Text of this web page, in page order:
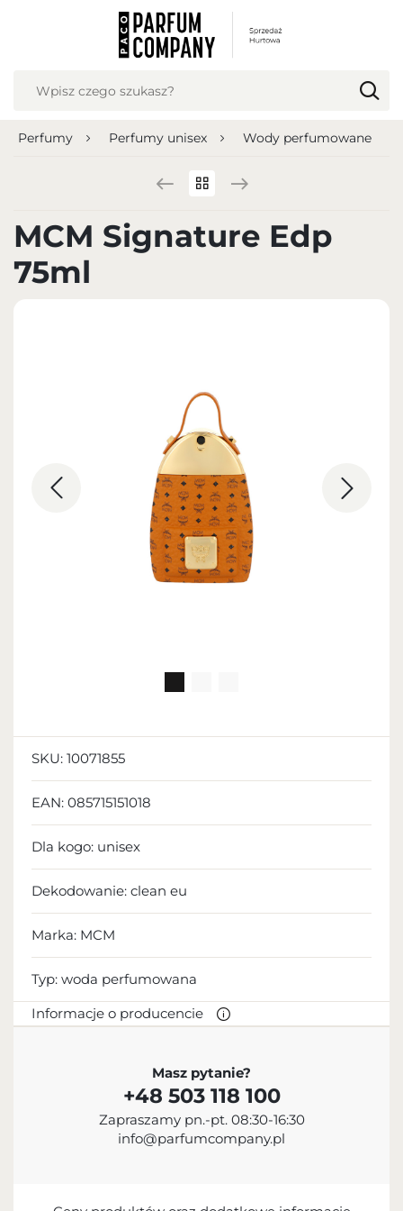
Perfumy Perfumy unisex Wody perfumowane
MCM Signature Edp
75ml
SKU: 10071855
EAN: 085715151018
Dla kogo: unisex
Dekodowanie: clean eu
Marka: MCM
Typ: woda perfumowana
Informacje o producencie
Inter Parfums, Inc.
+1 212-983-2640
551 Fifth Avenue, NY 10176, USA
Masz pytanie?
+48 503 118 100
Zapraszamy pn.-pt. 08:30-16:30
info@parfumcompany.pl
USTAWIENIA REGIONALNE
Język
Polish zloty (PLN)